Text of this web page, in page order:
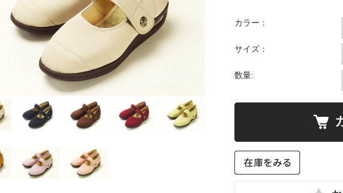
手を使わず履け
る「IN-SPA"ケ
ア」
ケアシューズ
FootMechani
cs」
お問い合わせ
カラー：
サイズ：
数量: